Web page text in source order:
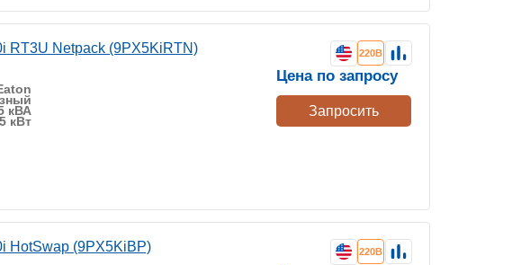
RT3U Netpack (9PX5KiRTN)
кВА
кВт
220В
Цена по запросу
Запросить
HotSwap (9PX5KiBP) 220В